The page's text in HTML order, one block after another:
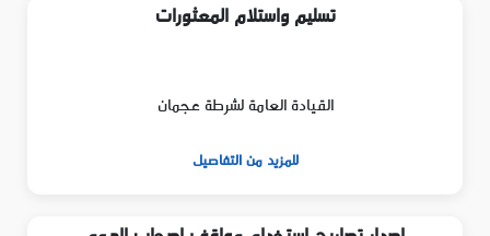
تسليم واستلام المعثورات
القيادة العامة لشرطة عجمان
للمزيد من التفاصيل